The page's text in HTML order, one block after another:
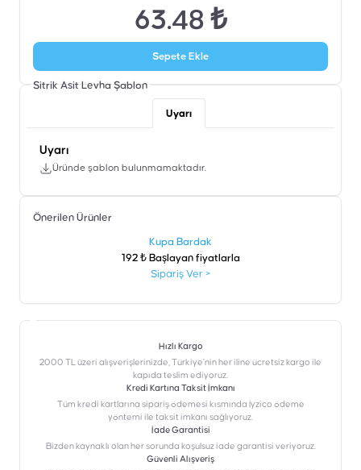
63.48 ₺
Sepete Ekle
Sitrik Asit Levha Şablon
Uyarı
Uyarı
Üründe şablon bulunmamaktadır.
Önerilen Ürünler
Kupa Bardak
192 ₺ Başlayan fiyatlarla
Sipariş Ver >
Hızlı Kargo
2000 TL üzeri alışverişlerinizde, Türkiye’nin her iline ücretsiz kargo ile
kapıda teslim ediyoruz.
Kredi Kartına Taksit İmkanı
‎Tüm kredi kartlarına sipariş ödemesi kısmında İyzico ödeme
yöntemi ile taksit imkanı sağlıyoruz.
İade Garantisi
Bizden kaynaklı olan her sorunda koşulsuz iade garantisi veriyoruz.
Güvenli Alışveriş